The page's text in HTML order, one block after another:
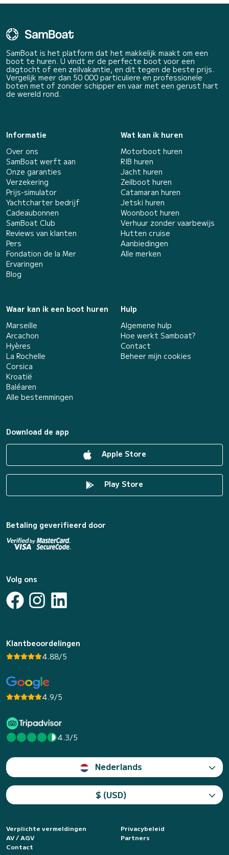
SamBoat is het platform dat het makkelijk maakt om een
boot te huren. U vindt er de perfecte boot voor een
dagtocht of een zeilvakantie, en dit tegen de beste prijs.
Vergelijk meer dan 50 000 particuliere en professionele
boten met of zonder schipper en vaar met een gerust hart
de wereld rond.
Informatie
Over ons
SamBoat werft aan
Onze garanties
Verzekering
Prijs-simulator
Yachtcharter bedrijf
Cadeaubonnen
SamBoat Club
Reviews van klanten
Pers
Fondation de la Mer
Ervaringen
Blog
Wat kan ik huren
Motorboot huren
RIB huren
Jacht huren
Zeilboot huren
Catamaran huren
Jetski huren
Woonboot huren
Verhuur zonder vaarbewijs
Hutten cruise
Aanbiedingen
Alle merken
Waar kan ik een boot huren
Marseille
Arcachon
Hyères
La Rochelle
Corsica
Kroatië
Baléaren
Alle bestemmingen
Hulp
Algemene hulp
Hoe werkt Samboat?
Contact
Beheer mijn cookies
Download de app
Apple Store
Play Store
Betaling geverifieerd door
Volg ons
Klantbeoordelingen
4.88/5
4.9/5
4.3/5
Nederlands
$ (USD)
Verplichte vermeldingen
Privacybeleid
AV / AGV
Partners
Contact